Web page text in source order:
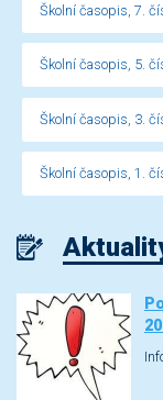
Školní časopis, 7.
Školní časopis, 5.
Školní časopis, 3.
Školní časopis, 1.